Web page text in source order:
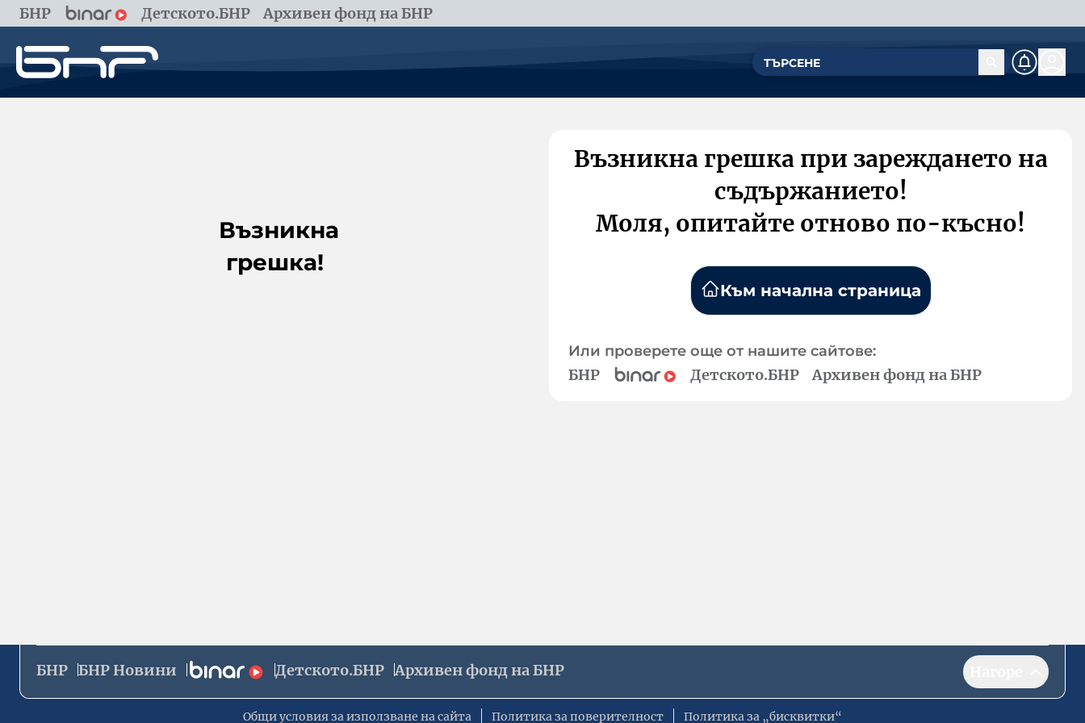
БНР Детското.БНР Архивен фонд на БНР
Възникна
грешка!
Възникна грешка при зареждането на
съдържанието!
Моля, опитайте отново по-късно!
Към начална страница
Или проверете още от нашите сайтове:
БНР Детското.БНР Архивен фонд на БНР
БНР БНР Новини Детското.БНР Архивен фонд на БНР
Общи условия за използване на сайта Политика за поверителност Политика за „бисквитки“